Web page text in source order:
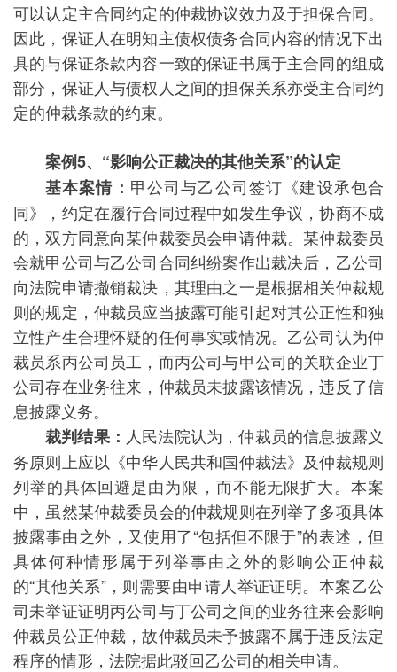
可以认定主合同约定的仲裁协议效力及于担保合同。
因此，保证人在明知主债权债务合同内容的情况下出
具的与保证条款内容一致的保证书属于主合同的组成
部分，保证人与债权人之间的担保关系亦受主合同约
定的仲裁条款的约束。
案例5、 “影响公正裁决的其他关系”的认定
基本案情： 甲公司与乙公司签订《建设承包合
同》，约定在履行合同过程中如发生争议，协商不成
的，双方同意向某仲裁委员会申请仲裁。某仲裁委员
会就甲公司与乙公司合同纠纷案作出裁决后，乙公司
向法院申请撤销裁决，其理由之一是根据相关仲裁规
则的规定，仲裁员应当披露可能引起对其公正性和独
立性产生合理怀疑的任何事实或情况。乙公司认为仲
裁员系丙公司员工，而丙公司与甲公司的关联企业丁
公司存在业务往来，仲裁员未披露该情况，违反了信
息披露义务。
裁判结果： 人民法院认为，仲裁员的信息披露义
务原则上应以《中华人民共和国仲裁法》及仲裁规则
列举的具体回避是由为限，而不能无限扩大。本案
中，虽然某仲裁委员会的仲裁规则在列举了多项具体
披露事由之外，又使用了“包括但不限于”的表述，但
具体何种情形属于列举事由之外的影响公正仲裁
的“其他关系”，则需要由申请人举证证明。本案乙公
司未举证证明丙公司与丁公司之间的业务往来会影响
仲裁员公正仲裁，故仲裁员未予披露不属于违反法定
程序的情形，法院据此驳回乙公司的相关申请。